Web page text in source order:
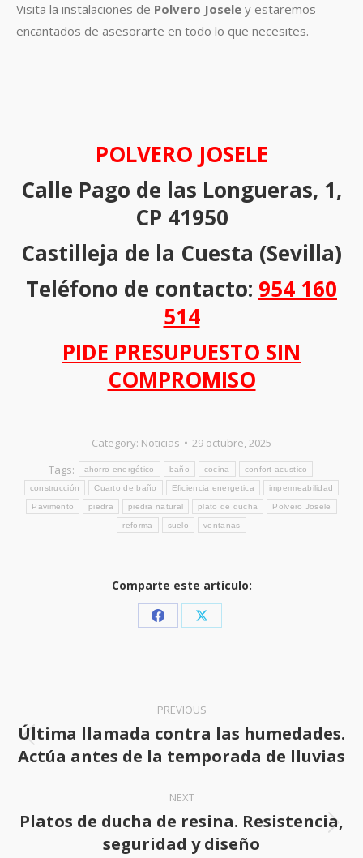
Visita la instalaciones de Polvero Josele y estaremos
encantados de asesorarte en todo lo que necesites.
POLVERO JOSELE
Calle Pago de las Longueras, 1,
CP 41950
Castilleja de la Cuesta (Sevilla)
Teléfono de contacto: 954 160
514
PIDE PRESUPUESTO SIN
COMPROMISO
Category: Noticias
29 octubre, 2025
Tags:
ahorro energético baño cocina confort acustico
construcción Cuarto de baño Eficiencia energetica impermeabilidad
Pavimento piedra piedra natural plato de ducha Polvero Josele
reforma suelo ventanas
Comparte este artículo:
Share
Facebook
Share
X
navigationPREVIOUS
Previous
post:
Última llamada contra las humedades.
Actúa antes de la temporada de lluvias
NEXT
Next
post:
Platos de ducha de resina. Resistencia,
seguridad y diseño